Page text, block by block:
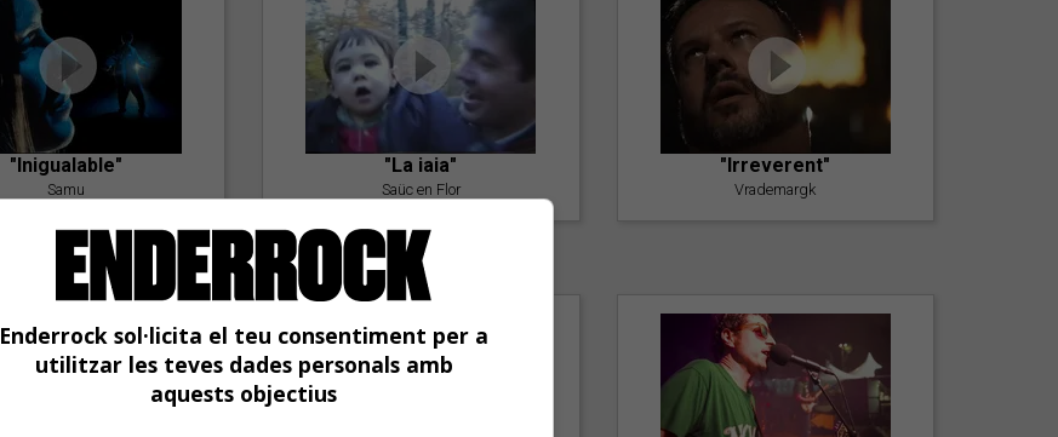
"Inigualable"
Samu
"La iaia"
Saüc en Flor
"Irreverent"
Vrademargk
Enderrock sol·licita el teu consentiment per a
utilitzar les teves dades personals amb
aquests objectius